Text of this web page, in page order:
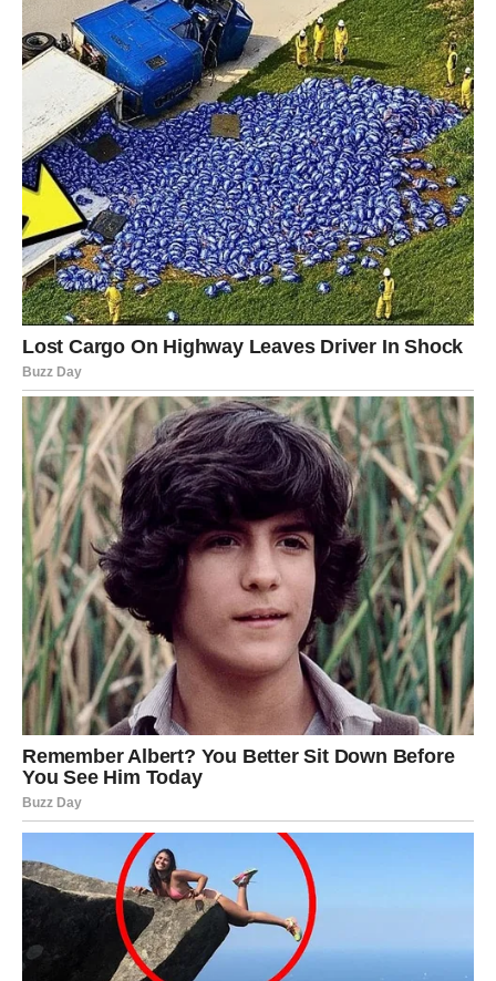
Istina koju danas otkrijete mijenja
mnogo toga
Pred vama su veoma posebni trenuci.
VAGA
Vage ulaze u veoma romantičan i sudbinski period.
Jedna osoba sada potpuno mijenja vaš pogled na ljubav i
budućnost.
Srce vam više ne može ignorisati
osjećaje
Pred vama su trenuci koje ćete dugo pamtiti.
ŠKORPIJA
Pred vama je veoma snažna i strastvena energija.
Jedna osoba sada budi emocije koje više ne možete
kontrolisati.
Bit ćete suočeni sa istinom koju
ste pokušavali izbjeći
Pred vama su veoma intenzivni trenuci.
STRIJELAC